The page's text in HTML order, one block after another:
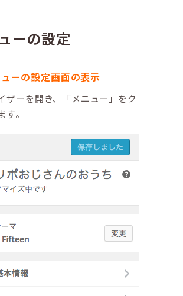
ーの設定
ーの設定画面の表示
ザーを開き、「メニュー」をク
す。